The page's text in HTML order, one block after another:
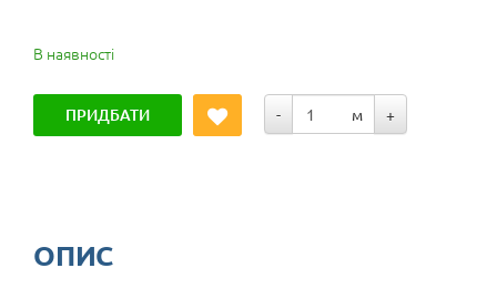
В наявності
ПРИДБАТИ - м +
ОПИС